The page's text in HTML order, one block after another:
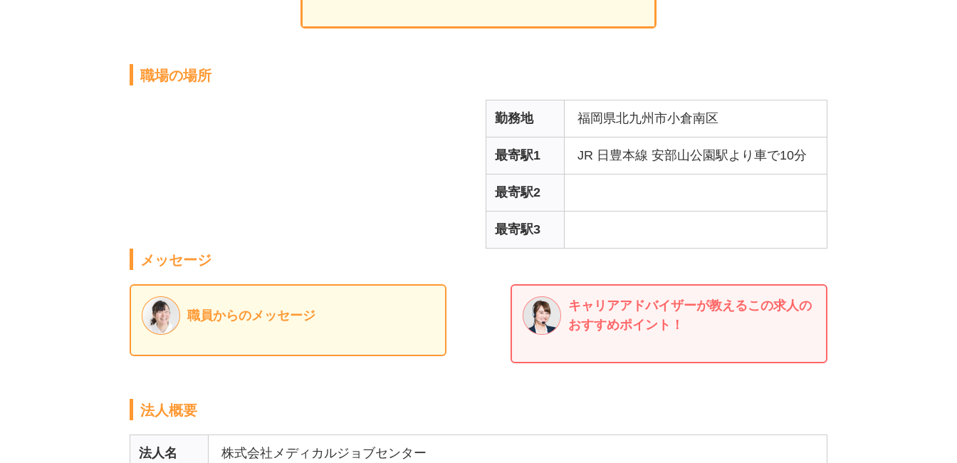
職場の場所
勤務地 福岡県北九州市小倉南区
最寄駅1 JR 日豊本線 安部山公園駅より車で10分
最寄駅2
最寄駅3
メッセージ
職員からのメッセージ
キャリアアドバイザーが教えるこの求人の
おすすめポイント！
法人概要
法人名 株式会社メディカルジョブセンター